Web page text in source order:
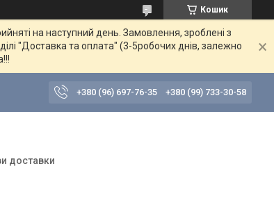
Кошик
на наступний день. Замовлення, зроблені з
"Доставка та оплата" (3-5робочих днів, залежно
+380 (96) 697-76-35 +380 (99) 733-30-58
доставки